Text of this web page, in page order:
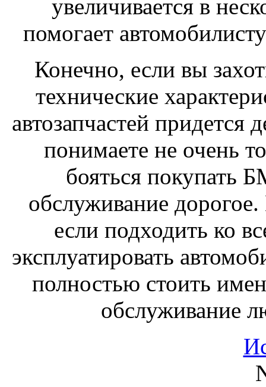
увеличивается в
помогает
Конечно, если вы
технические
автозапчастей придется
понимаете не очень
бояться покупать
обслуживание
если подходить ко
эксплуатировать
полностью стоить
обслуживание